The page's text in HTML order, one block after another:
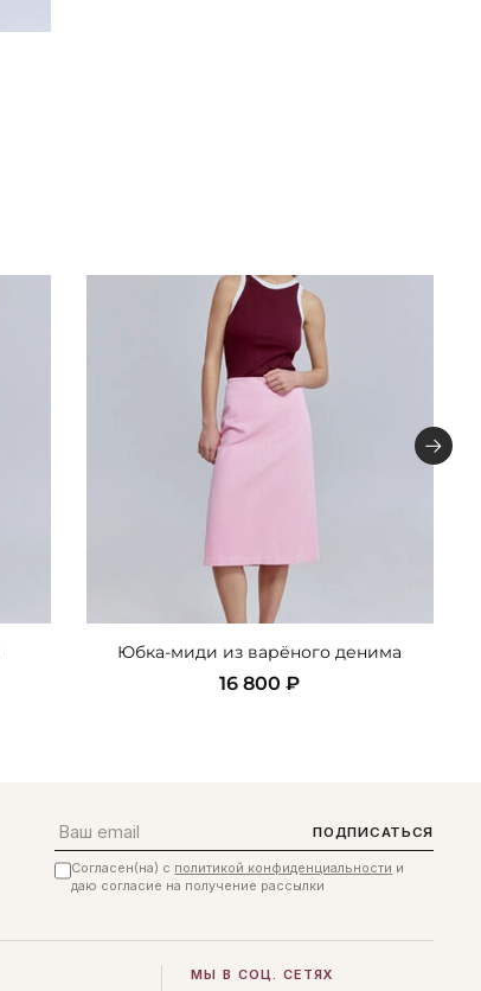
Юбка-миди из варёного денима
16 800 ₽
Email ПОДПИСАТЬСЯ
Согласен(на) с политикой конфиденциальности и
даю согласие на получение рассылки
МЫ В СОЦ. СЕТЯХ